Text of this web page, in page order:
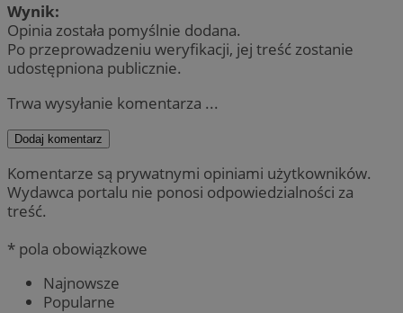
Wynik:
Opinia została pomyślnie dodana.
Po przeprowadzeniu weryfikacji, jej treść zostanie
udostępniona publicznie.
Trwa wysyłanie komentarza ...
Dodaj komentarz
Komentarze są prywatnymi opiniami użytkowników.
Wydawca portalu nie ponosi odpowiedzialności za
treść.
* pola obowiązkowe
Najnowsze
Popularne